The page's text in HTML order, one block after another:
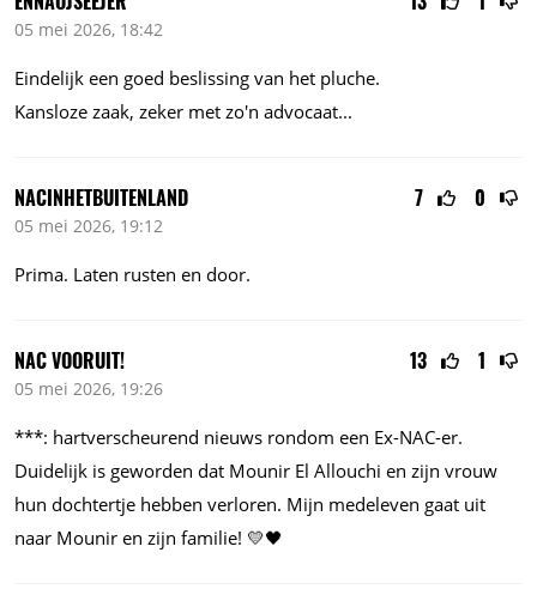
05 mei 2026, 18:42
Eindelijk een goed beslissing van het pluche.
Kansloze zaak, zeker met zo'n advocaat...
7 0
NACINHETBUITENLAND
05 mei 2026, 19:12
Prima. Laten rusten en door.
13 1
NAC VOORUIT!
05 mei 2026, 19:26
***: hartverscheurend nieuws rondom een Ex-NAC-er.
Duidelijk is geworden dat Mounir El Allouchi en zijn vrouw
hun dochtertje hebben verloren. Mijn medeleven gaat uit
naar Mounir en zijn familie! 💛🖤